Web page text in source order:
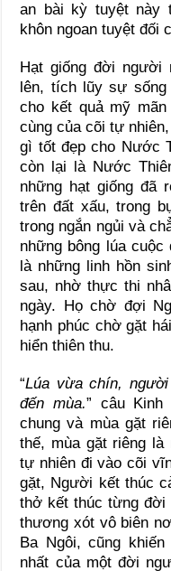
an bài kỳ tuyệt này
khôn ngoan tuyệt đối
Hạt giống đời người
lên, tích lũy sự
cho kết quả mỹ
cùng của cõi tự
gì tốt đẹp cho Nước
còn lại là Nước
những hạt giống đã
trên đất xấu, trong
trong ngắn ngủi và
những bông lúa
là những linh hồn
sau, nhờ thực thi
ngày. Họ chờ đợi
hạnh phúc chờ gặt
hiển thiên thu.
“Lúa vừa chín,
đến mùa.” câu
chung và mùa gặt
thế, mùa gặt riêng
tự nhiên đi vào cõi
gặt, Người kết thúc
thở kết thúc từng đời
thương xót vô biên
Ba Ngôi, cũng
nhất của một đời